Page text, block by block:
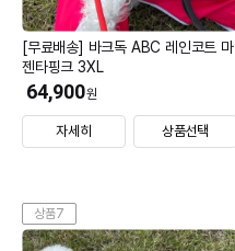
[무료배송] 바크독 ABC 레인코트 마
젠타핑크 3XL
64,900원
자세히 상품선택
상품7